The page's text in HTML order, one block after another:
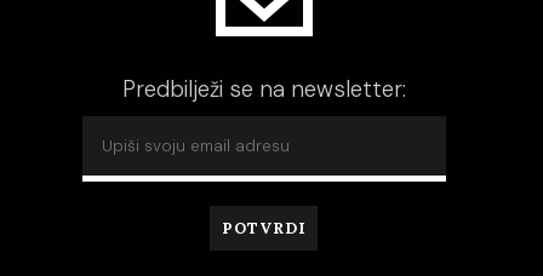
Predbilježi se na newsletter: